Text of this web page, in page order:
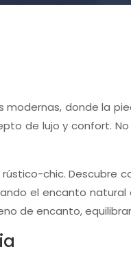
donde la
de lujo y confort.
chic. Descubre
el encanto
de encanto,